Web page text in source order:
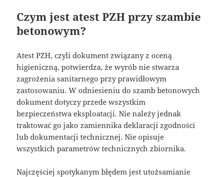
Czym jest atest PZH przy szambie
betonowym?
Atest PZH, czyli dokument związany z oceną
higieniczną, potwierdza, że wyrób nie stwarza
zagrożenia sanitarnego przy prawidłowym
zastosowaniu. W odniesieniu do szamb betonowych
dokument dotyczy przede wszystkim
bezpieczeństwa eksploatacji. Nie należy jednak
traktować go jako zamiennika deklaracji zgodności
lub dokumentacji technicznej. Nie opisuje
wszystkich parametrów technicznych zbiornika.
Najczęściej spotykanym błędem jest utożsamianie